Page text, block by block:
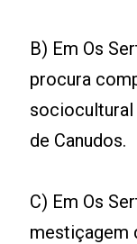
B) Em Os
procura
sociocultural
de Canudos.
C) Em Os
mestiçagem